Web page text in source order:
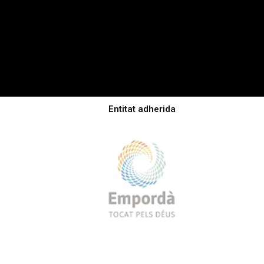
Entitat adherida